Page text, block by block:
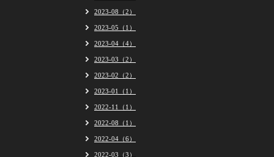
2023-08（2）
2023-05（1）
2023-04（4）
2023-03（2）
2023-02（2）
2023-01（1）
2022-11（1）
2022-08（1）
2022-04（6）
2022-03（3）